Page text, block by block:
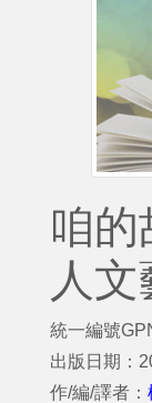
咱的
人
統一編號
出版日期：
作/編/譯者：